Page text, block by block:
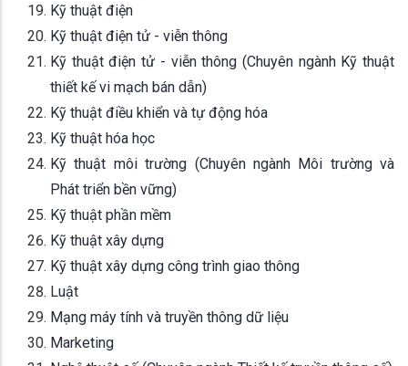
Kỹ thuật điện
Kỹ thuật điện tử - viễn thông
Kỹ thuật điện tử - viễn thông (Chuyên ngành Kỹ thuật
thiết kế vi mạch bán dẫn)
Kỹ thuật điều khiển và tự động hóa
Kỹ thuật hóa học
Kỹ thuật môi trường (Chuyên ngành Môi trường và
Phát triển bền vững)
Kỹ thuật phần mềm
Kỹ thuật xây dựng
Kỹ thuật xây dựng công trình giao thông
Luật
Mạng máy tính và truyền thông dữ liệu
Marketing